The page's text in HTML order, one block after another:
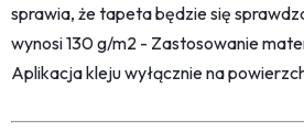
sprawia, że tapeta będzie się
wynosi 130 g/m2 - Zastosowanie
Aplikacja kleju wyłącznie na